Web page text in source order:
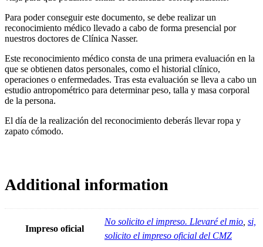
Para poder conseguir este documento, se debe realizar un
reconocimiento médico llevado a cabo de forma presencial por
nuestros doctores de Clínica Nasser.
Este reconocimiento médico consta de una primera evaluación en la
que se obtienen datos personales, como el historial clínico,
operaciones o enfermedades. Tras esta evaluación se lleva a cabo un
estudio antropométrico para determinar peso, talla y masa corporal
de la persona.
El día de la realización del reconocimiento deberás llevar ropa y
zapato cómodo.
Additional information
Impreso oficial
No solicito el impreso. Llevaré el mio si,
solicito el impreso oficial del CMZ